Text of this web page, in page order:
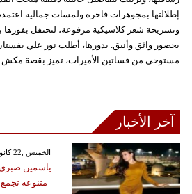
إطلالتها بمجوهرات فاخرة ولمسات جمالية
وتسريحة شعر كلاسيكية مرفوعة، لتحتفل بفوزها
بحضور واثق وأنيق. بدورها، أطلت نور علي
مستوحى من فساتين الأميرات، تميز بقصة مكش...
آخر الأخبار
GMT 18:37 2026 الخميس ,22 كانون الثاني / يناير
ياسمين صبري
متنوعة تجمع